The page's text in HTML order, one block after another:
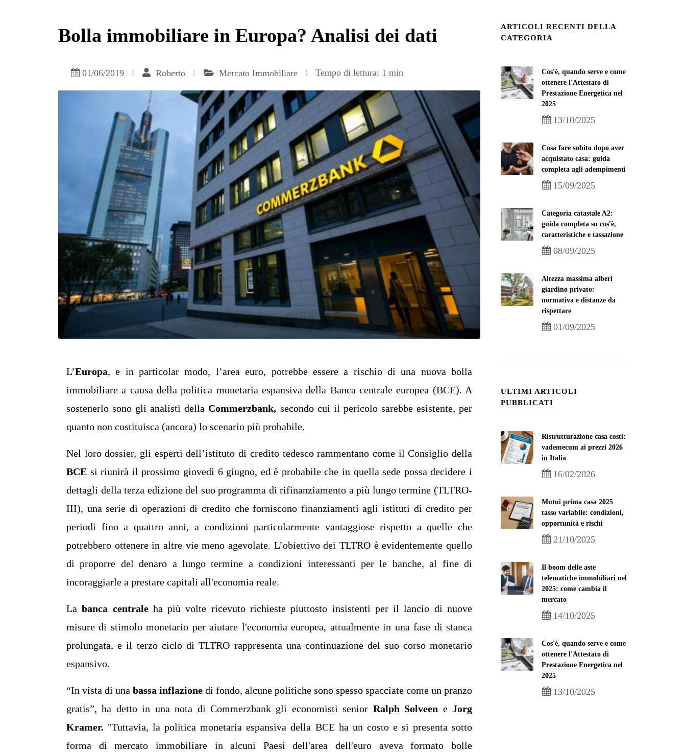
Bolla immobiliare in Europa? Analisi dei dati
01/06/2019 Roberto Mercato Immobiliare Tempo di lettura: 1 min
L’Europa, e in particolar modo, l’area euro, potrebbe essere a rischio di una nuova bolla
immobiliare a causa della politica monetaria espansiva della Banca centrale europea (BCE). A
sostenerlo sono gli analisti della Commerzbank, secondo cui il pericolo sarebbe esistente, per
quanto non costituisca (ancora) lo scenario più probabile.
Nel loro dossier, gli esperti dell’istituto di credito tedesco rammentano come il Consiglio della
BCE si riunirà il prossimo giovedì 6 giugno, ed è probabile che in quella sede possa decidere i
dettagli della terza edizione del suo programma di rifinanziamento a più lungo termine (TLTRO-
III), una serie di operazioni di credito che forniscono finanziamenti agli istituti di credito per
periodi fino a quattro anni, a condizioni particolarmente vantaggiose rispetto a quelle che
potrebbero ottenere in altre vie meno agevolate. L’obiettivo dei TLTRO è evidentemente quello
di proporre del denaro a lungo termine a condizioni interessanti per le banche, al fine di
incoraggiarle a prestare capitali all'economia reale.
Labanca centraleha più volte ricevuto richieste piuttosto insistenti per il lancio di nuove
misure di stimolo monetario per aiutare l'economia europea, attualmente in una fase di stanca
prolungata, e il terzo ciclo di TLTRO rappresenta una continuazione del suo corso monetario
espansivo.
“In vista di una bassa inflazione di fondo, alcune politiche sono spesso spacciate come un pranzo
gratis”, ha detto in una nota di Commerzbank gli economisti senior Ralph Solveen eJorg
Kramer. "Tuttavia, la politica monetaria espansiva della BCE ha un costo e si presenta sotto
forma di mercato immobiliare in alcuni Paesi dell'area dell'euro aveva formato bolle
ARTICOLI RECENTI DELLA
CATEGORIA
Cos'è, quando serve e come
ottenere l'Attestato di
Prestazione Energetica nel
2025
13/10/2025
Cosa fare subito dopo aver
acquistato casa: guida
completa agli adempimenti
15/09/2025
Categoria catastale A2:
guida completa su cos'è,
caratteristiche e tassazione
08/09/2025
Altezza massima alberi
giardino privato:
normativa e distanze da
rispettare
01/09/2025
ULTIMI ARTICOLI
PUBBLICATI
Ristrutturazione casa costi:
vademecum ai prezzi 2026
in Italia
16/02/2026
Mutui prima casa 2025
tasso variabile: condizioni,
opportunità e rischi
21/10/2025
Il boom delle aste
telematiche immobiliari nel
2025: come cambia il
mercato
14/10/2025
Cos'è, quando serve e come
ottenere l'Attestato di
Prestazione Energetica nel
2025
13/10/2025